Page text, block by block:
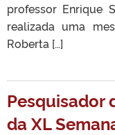
professor Enrique
realizada uma
Roberta […]
Pesquisador
da XL